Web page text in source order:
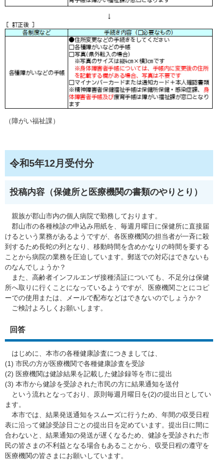
（障がい福祉課）
令和5年12月受付分
投稿内容（保健所と医療機関の書類のやりとり）
親族が郡山市内の個人病院で勤務しております。
郡山市の各種検診の申込み用紙を、毎週月曜日に保健所に直接届
けるという業務があるようですが、各医療機関の担当者が一斉に殺
到するため長蛇の列となり、移動時間を含めかなりの時間を要する
ことから病院の業務を圧迫しています。郵送での対応はできないも
のなんでしょうか？
また、高齢者インフルエンザ接種済証についても、不足分は保健
所へ取りに行くことになっているようですが、医療機関ごとにコピ
ーでの使用または、メールで配布などはできないのでしょうか？
ご検討よろしくお願いします。
回答
はじめに、本市の各種健康診査につきましては、
(1) 市民の方が医療機関で各種健康診査を受診
(2) 医療機関は健診結果を記載した健診録等を市に提出
(3) 本市から健診を受診された市民の方に結果通知を送付
という流れとなっており、原則毎週月曜日を(2)の提出日としてい
ます。
本市では、結果発送通知をスムーズに行うため、年間の収受日程
表に沿って健診受診日ごとの提出日を定めています。提出日に間に
合わないと、結果通知の発送が遅くなるため、健診を受診された市
民の皆さまの不利益となる場合もあることから、収受日程の遵守を
医療機関の皆さまにお願いしています。